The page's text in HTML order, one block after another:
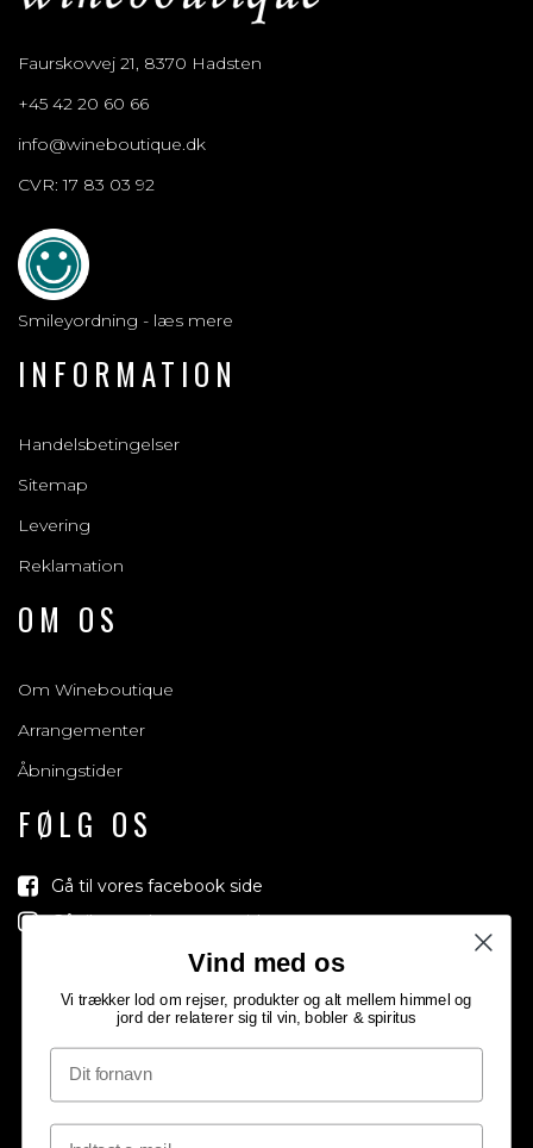
Faurskovvej 21, 8370 Hadsten
+45 42 20 60 66
info@wineboutique.dk
CVR: 17 83 03 92
Smileyordning - læs mere
INFORMATION
Handelsbetingelser
Sitemap
Levering
Reklamation
OM OS
Om Wineboutique
Arrangementer
Åbningstider
FØLG OS
Gå til vores facebook side
Gå til vores Instagram side
Vind med os
Vi trækker lod om rejser, produkter og alt mellem himmel og
jord der relaterer sig til vin, bobler & spiritus